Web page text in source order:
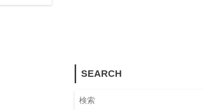
SEARCH